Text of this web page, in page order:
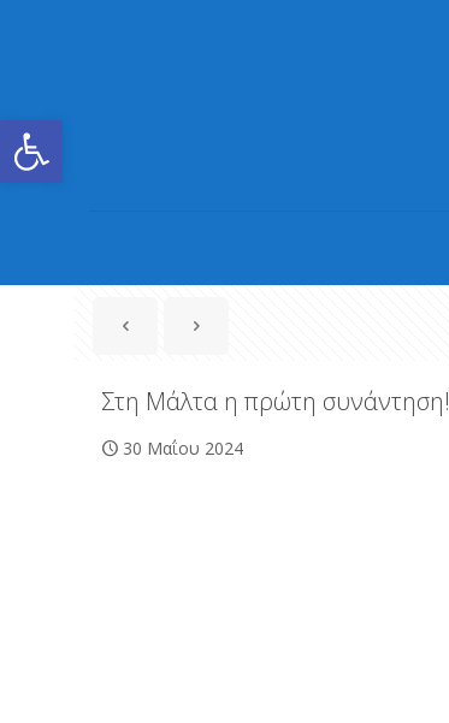
Ανοίξτε τη γραμμή εργαλείων
Στη Μάλτα η πρώτη συνάντηση!
30 Μαΐου 2024